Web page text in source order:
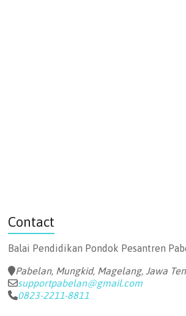
Contact
Balai Pendidikan Pondok Pesantren
Pabelan, Mungkid, Magelang, Jawa
supportpabelan@gmail.com
0823-2211-8811